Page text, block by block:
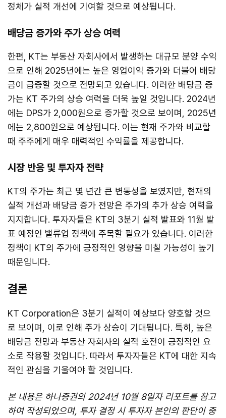
정체가 실적 개선에 기여할 것으로 예상됩니다.
배당금 증가와 주가 상승 여력
한편, KT는 부동산 자회사에서 발생하는 대규모 분양 수익
으로 인해 2025년에는 높은 영업이익 증가와 더불어 배당
금이 급증할 것으로 전망되고 있습니다. 이러한 배당금 증
가는 KT 주가의 상승 여력을 더욱 높일 것입니다. 2024년
에는 DPS가 2,000원으로 증가할 것으로 보이며, 2025년
에는 2,800원으로 예상됩니다. 이는 현재 주가와 비교할
때 주주에게 매우 매력적인 수익률을 제공합니다.
시장 반응 및 투자자 전략
KT의 주가는 최근 몇 년간 큰 변동성을 보였지만, 현재의
실적 개선과 배당금 증가 전망은 주가의 추가 상승 여력을
지지합니다. 투자자들은 KT의 3분기 실적 발표와 11월 발
표 예정인 밸류업 정책에 주목할 필요가 있습니다. 이러한
정책이 KT의 주가에 긍정적인 영향을 미칠 가능성이 높기
때문입니다.
결론
KT Corporation은 3분기 실적이 예상보다 양호할 것으
로 보이며, 이로 인해 주가 상승이 기대됩니다. 특히, 높은
배당금 전망과 부동산 자회사의 실적 호전이 긍정적인 요
소로 작용할 것입니다. 따라서 투자자들은 KT에 대한 지속
적인 관심을 기울여야 할 것입니다.
본 내용은 하나증권의 2024년 10월 8일자 리포트를 참고
하여 작성되었으며, 투자 결정 시 투자자 본인의 판단이 중